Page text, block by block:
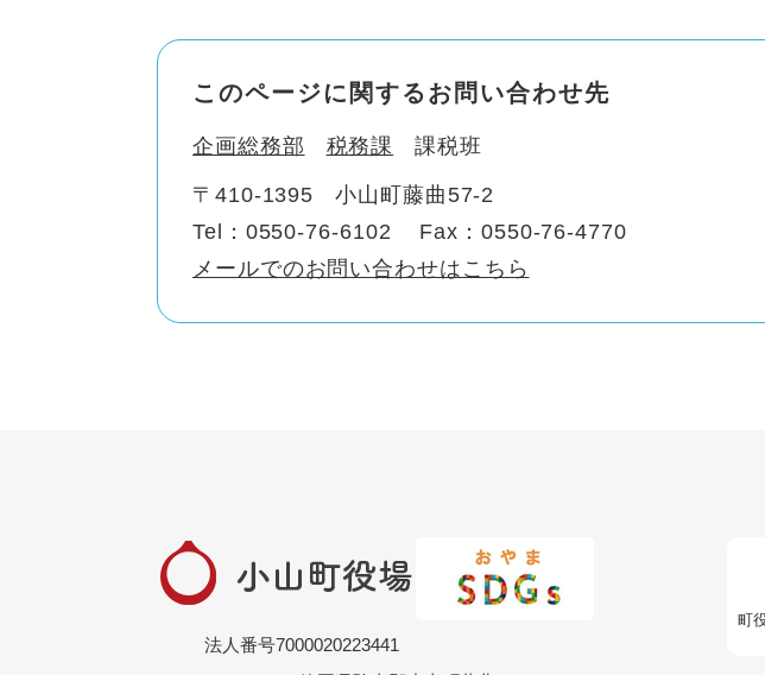
このページに関するお問い合わせ先
企画総務部 税務課 課税班
〒410-1395
小山町藤曲57-2
Tel：0550-76-6102
Fax：0550-76-4770
メールでのお問い合わせはこちら
法人番号7000020223441
町